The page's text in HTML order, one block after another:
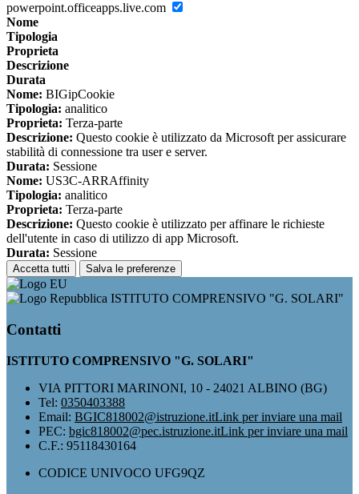
powerpoint.officeapps.live.com
Nome
Tipologia
Proprieta
Descrizione
Durata
Nome: BIGipCookie
Tipologia: analitico
Proprieta: Terza-parte
Descrizione: Questo cookie è utilizzato da Microsoft per assicurare
stabilità di connessione tra user e server.
Durata: Sessione
Nome: US3C-ARRAffinity
Tipologia: analitico
Proprieta: Terza-parte
Descrizione: Questo cookie è utilizzato per affinare le richieste
dell'utente in caso di utilizzo di app Microsoft.
Durata: Sessione
Accetta tutti Salva le preferenze
ISTITUTO COMPRENSIVO "G. SOLARI"
Contatti
ISTITUTO COMPRENSIVO "G. SOLARI"
VIA PITTORI MARINONI, 10 - 24021 ALBINO (BG)
Tel: 0350403388
Email: BGIC818002@istruzione.itLink per inviare una mail
PEC: bgic818002@pec.istruzione.itLink per inviare una mail
C.F.: 95118430164
CODICE UNIVOCO UFG9QZ